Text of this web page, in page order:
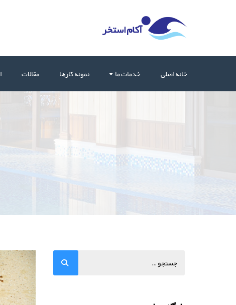
خانه اصلی خدمات ما نمونه کارها مقالات